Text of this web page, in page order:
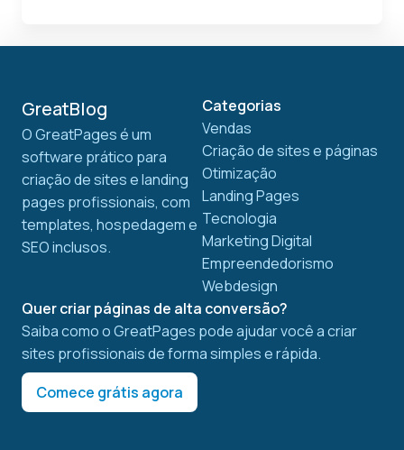
GreatBlog
O GreatPages é um
software prático para
criação de sites e landing
pages profissionais, com
templates, hospedagem e
SEO inclusos.
Categorias
Vendas
Criação de sites e páginas
Otimização
Landing Pages
Tecnologia
Marketing Digital
Empreendedorismo
Webdesign
Quer criar páginas de alta conversão?
Saiba como o GreatPages pode ajudar você a criar
sites profissionais de forma simples e rápida.
Comece grátis agora